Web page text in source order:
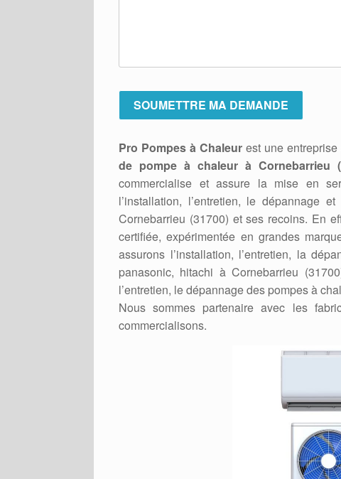
Pro Pompes à Chaleur est une
de pompe à chaleur à Cornebarrieu
commercialise et assure la mise en
l’installation, l’entretien, le dépannage
Cornebarrieu (31700) et ses recoins. En
certifiée, expérimentée en grandes
assurons l’installation, l’entretien, la
panasonic, hitachi à Cornebarrieu
l’entretien, le dépannage des pompes à
Nous sommes partenaire avec les
commercialisons.